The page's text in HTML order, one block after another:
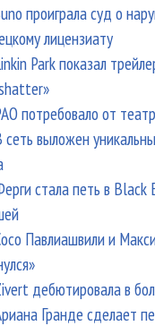
проиграла суд о
лицензиату
Park показал
потребовало от
сеть выложен
стала петь в Black
Павлиашвили и
дебютировала в
Гранде сделает